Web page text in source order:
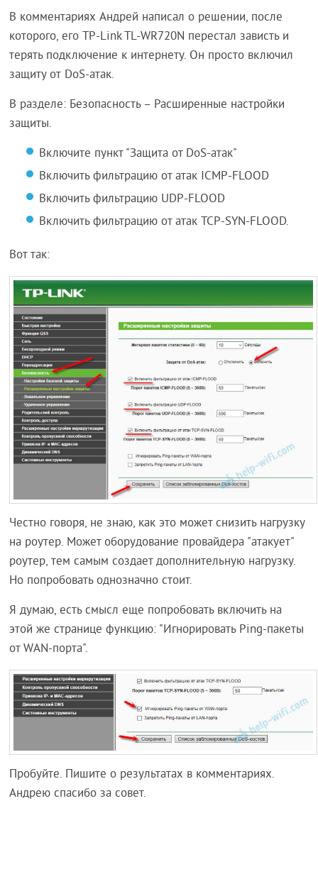
В комментариях Андрей написал о решении, после
которого, его TP-Link TL-WR720N перестал зависть и
терять подключение к интернету. Он просто включил
защиту от DoS-атак.
В разделе: Безопасность – Расширенные настройки
защиты.
Включите пункт "Защита от DoS-атак"
Включить фильтрацию от атак ICMP-FLOOD
Включить фильтрацию UDP-FLOOD
Включить фильтрацию от атак TCP-SYN-FLOOD.
Вот так:
Честно говоря, не знаю, как это может снизить нагрузку
на роутер. Может оборудование провайдера "атакует"
роутер, тем самым создает дополнительную нагрузку.
Но попробовать однозначно стоит.
Я думаю, есть смысл еще попробовать включить на
этой же странице функцию: "Игнорировать Ping-пакеты
от WAN-порта".
Пробуйте. Пишите о результатах в комментариях.
Андрею спасибо за совет.